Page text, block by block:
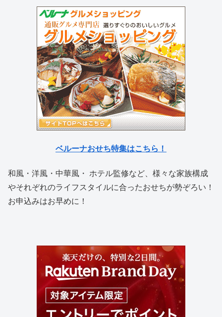
ベルーナおせち特集はこちら！
和風・洋風・中華風・ ホテル監修など、様々な家族構成
やそれぞれのライフスタイルに合ったおせちが勢ぞろい！
お申込みはお早めに！